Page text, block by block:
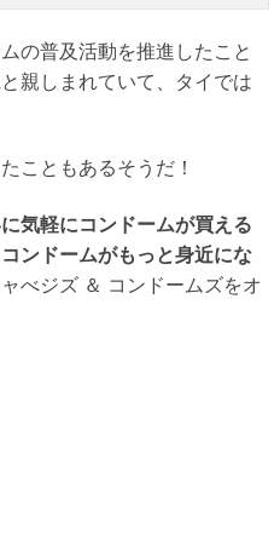
の普及活動を推進したこと
と親しまれていて、タイでは
こともあるそうだ！
気軽にコンドームが買える
コンドームがもっと身近にな
べジズ ＆ コンドームズをオ